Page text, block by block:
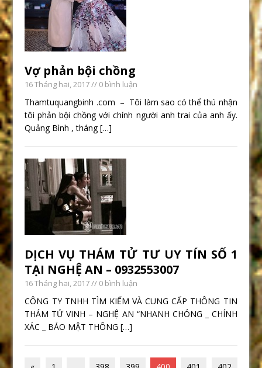
Vợ phản bội chồng
16 Tháng hai, 2017// 0 bình luận
Thamtuquangbinh .com – Tôi làm sao có thể thú nhận
tôi phản bội chồng với chính người anh trai của anh ấy.
Quảng Bình , tháng[…]
DỊCH VỤ THÁM TỬ TƯ UY TÍN SỐ 1
TẠI NGHỆ AN – 0932553007
16 Tháng hai, 2017// 0 bình luận
CÔNG TY TNHH TÌM KIẾM VÀ CUNG CẤP THÔNG TIN
THÁM TỬ VINH – NGHỆ AN “NHANH CHÓNG _ CHÍNH
XÁC _ BẢO MẬT THÔNG[…]